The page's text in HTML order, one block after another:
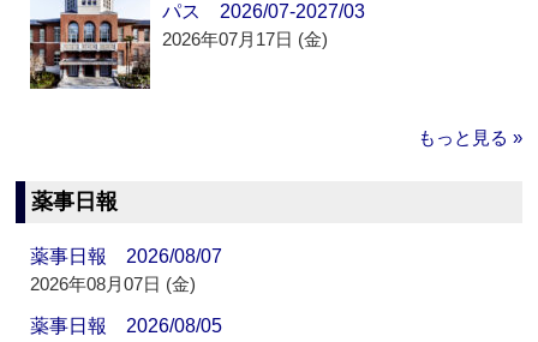
パス 2026/07-2027/03
2026年07月17日 (金)
もっと見る »
薬事日報
薬事日報 2026/08/07
2026年08月07日 (金)
薬事日報 2026/08/05